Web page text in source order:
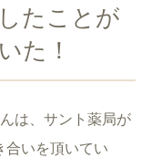
たことが
た！
は、サント薬局が
合いを頂いてい